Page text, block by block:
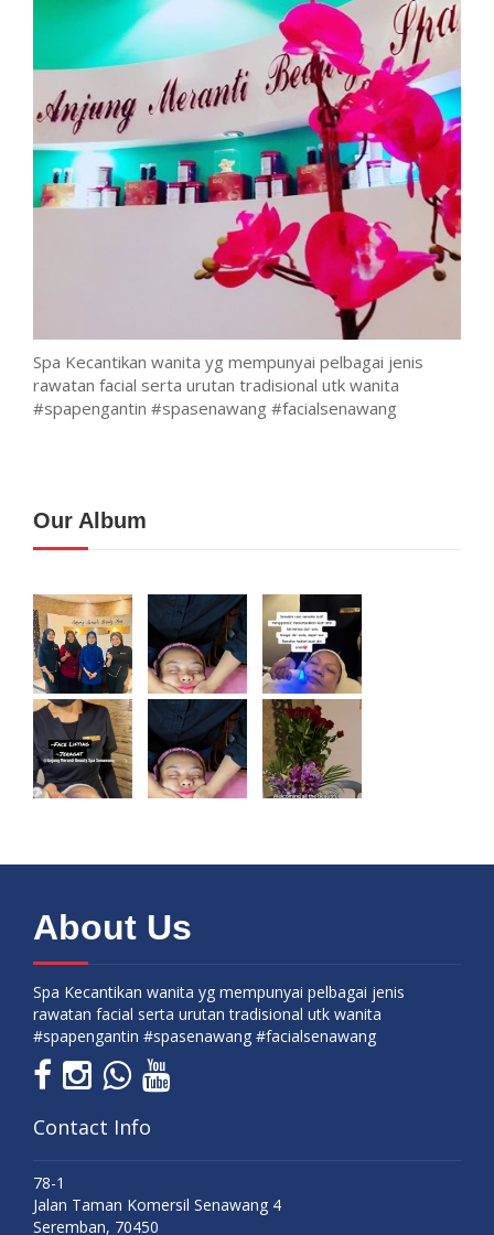
Spa Kecantikan wanita yg mempunyai pelbagai jenis
rawatan facial serta urutan tradisional utk wanita
#spapengantin #spasenawang #facialsenawang
Our Album
About Us
Spa Kecantikan wanita yg mempunyai pelbagai jenis
rawatan facial serta urutan tradisional utk wanita
#spapengantin #spasenawang #facialsenawang
Contact Info
78-1
Jalan Taman Komersil Senawang 4
Seremban, 70450